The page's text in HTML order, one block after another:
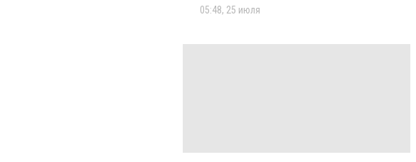
05:48, 25 июля